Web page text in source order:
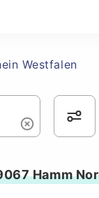
Westfalen
Hamm